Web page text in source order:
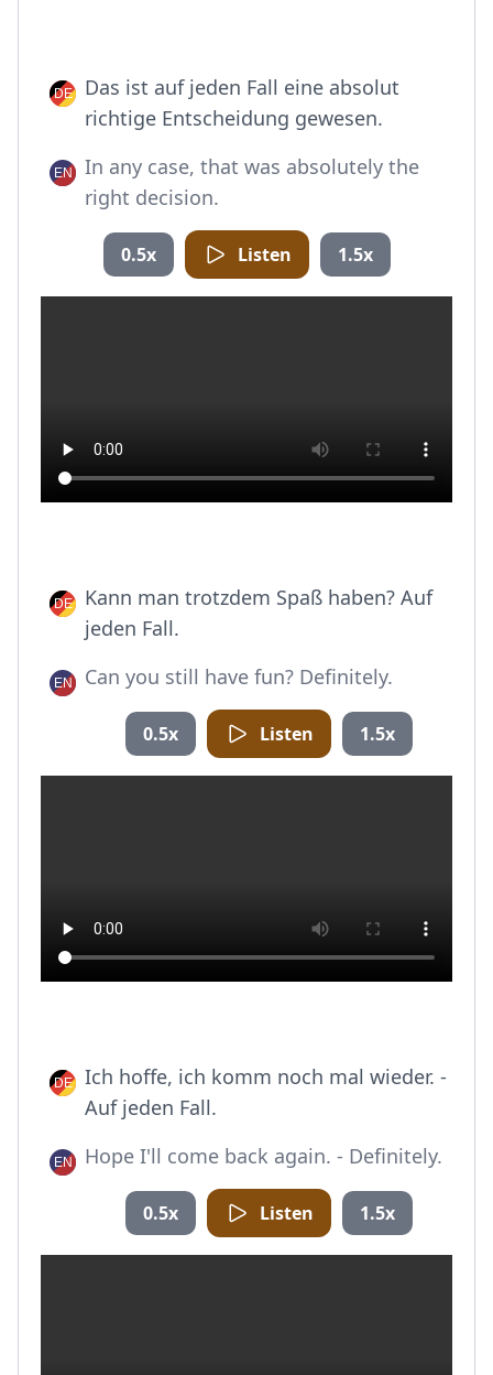
Das ist auf jeden Fall eine absolut
richtige Entscheidung gewesen.
In any case, that was absolutely the
right decision.
0.5x Listen 1.5x
Kann man trotzdem Spaß haben? Auf
jeden Fall.
Can you still have fun? Definitely.
0.5x Listen 1.5x
Ich hoffe, ich komm noch mal wieder. -
Auf jeden Fall.
Hope I'll come back again. - Definitely.
0.5x Listen 1.5x